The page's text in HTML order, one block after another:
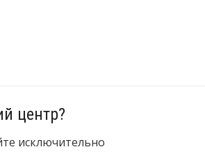
центр?
исключительно